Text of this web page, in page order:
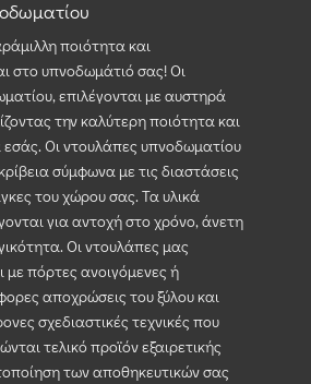
ποιότητα και
στο υπνοδωμάτιό σας! Οι
επιλέγονται με αυστηρά
την καλύτερη ποιότητα και
Οι ντουλάπες υπνοδωματίου
σύμφωνα με τις διαστάσεις
του χώρου σας. Τα υλικά
για αντοχή στο χρόνο, άνετη
Οι ντουλάπες μας
με πόρτες ανοιγόμενες ή
αποχρώσεις του ξύλου και
σχεδιαστικές τεχνικές που
τελικό προϊόν εξαιρετικής
των αποθηκευτικών σας